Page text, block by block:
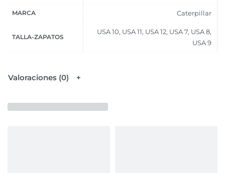
MARCA Caterpillar
TALLA-ZAPATOS
USA 10, USA 11, USA 12, USA 7, USA 8,
USA 9
Valoraciones (0)